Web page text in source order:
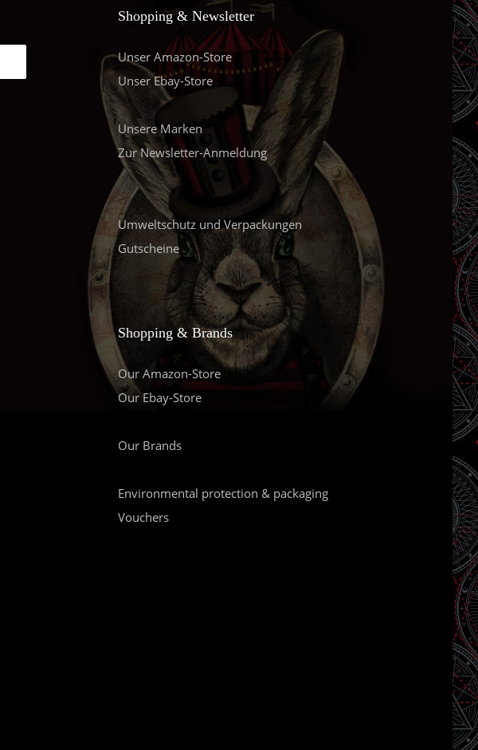
Shopping & Newsletter
Unser Amazon-Store
Unser Ebay-Store
Unsere Marken
Zur Newsletter-Anmeldung
Umweltschutz und Verpackungen
Gutscheine
Shopping & Brands
Our Amazon-Store
Our Ebay-Store
Our Brands
Environmental protection & packaging
Vouchers